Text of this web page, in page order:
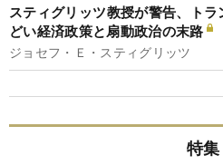
スティグリッツ教授が警告、ト
どい経済政策と扇動政治の末路
ジョセフ・Ｅ・スティグリッツ
特集